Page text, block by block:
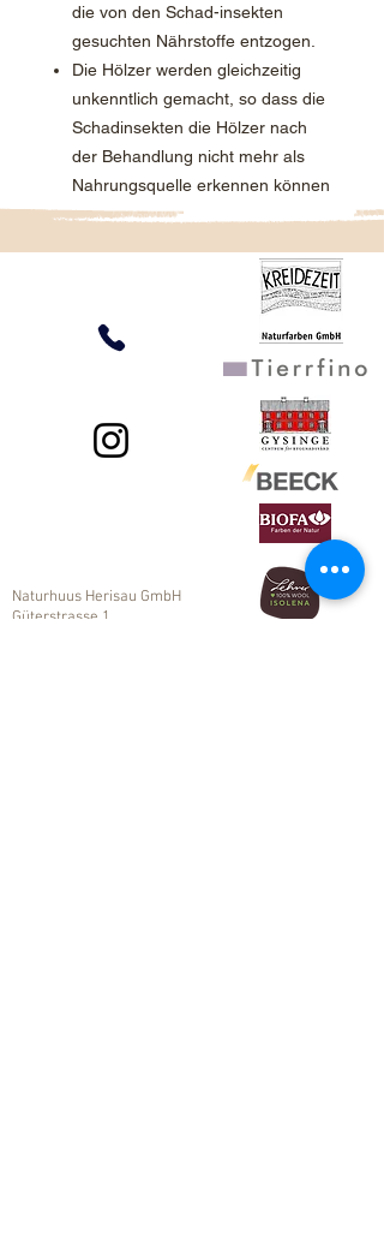
die von den Schad-insekten
gesuchten Nährstoffe entzogen.
Die Hölzer werden gleichzeitig
unkenntlich gemacht, so dass die
Schadinsekten die Hölzer nach
der Behandlung nicht mehr als
Nahrungsquelle erkennen können
Naturhuus Herisau GmbH
Güterstrasse 1